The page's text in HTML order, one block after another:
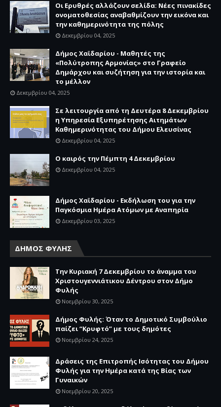
Οι Ερυθρές αλλάζουν σελίδα: Νέες πινακίδες
ονοματοθεσίας αναβαθμίζουν την εικόνα και
την καθημερινότητα της πόλης
Δεκεμβρίου 04, 2025
Δήμος Χαϊδαρίου - Μαθητές της
«Πολύτροπης Αρμονίας» στο Γραφείο
Δημάρχου και συζήτηση για την ιστορία και
το μέλλον
Δεκεμβρίου 04, 2025
Σε λειτουργία από τη Δευτέρα 8 Δεκεμβρίου
η Υπηρεσία Εξυπηρέτησης Αιτημάτων
Καθημερινότητας του Δήμου Ελευσίνας
Δεκεμβρίου 04, 2025
Ο καιρός την Πέμπτη 4 Δεκεμβρίου
Δεκεμβρίου 04, 2025
Δήμος Χαϊδαρίου - Εκδήλωση του για την
Παγκόσμια Ημέρα Ατόμων με Αναπηρία
Δεκεμβρίου 03, 2025
ΔΗΜΟΣ ΦΥΛΗΣ
Την Κυριακή 7 Δεκεμβρίου το άναμμα του
Χριστουγεννιάτικου Δέντρου στον Δήμο
Φυλής
Νοεμβρίου 30, 2025
Δήμος Φυλής: Όταν το Δημοτικό Συμβούλιο
παίζει “Κρυφτό” με τους δημότες
Νοεμβρίου 24, 2025
Δράσεις της Επιτροπής Ισότητας του Δήμου
Φυλής για την Ημέρα κατά της Βίας των
Γυναικών
Νοεμβρίου 20, 2025